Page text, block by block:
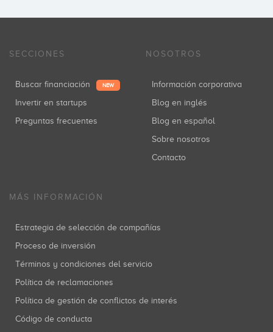
SECCIONES
Buscar financiación NEW
Invertir en startups
Preguntas frecuentes
NOSOTROS
Información corporativa
Blog en inglés
Blog en español
Sobre nosotros
Contacto
MÁS INFORMACIÓN
Estrategia de selección de compañías
Proceso de inversión
Términos y condiciones del servicio
Política de reclamaciones
Política de gestión de conflictos de interés
Código de conducta